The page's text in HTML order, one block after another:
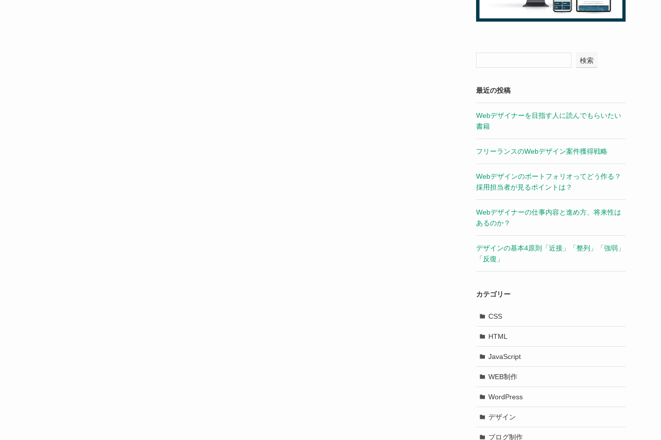
検索
最近の投稿
Webデザイナーを目指す人に読んでもらいたい
書籍
フリーランスのWebデザイン案件獲得戦略
Webデザインのポートフォリオってどう作る？
採用担当者が見るポイントは？
Webデザイナーの仕事内容と進め方、将来性は
あるのか？
デザインの基本4原則「近接」「整列」「強弱」
「反復」
カテゴリー
CSS
HTML
JavaScript
WEB制作
WordPress
デザイン
ブログ制作